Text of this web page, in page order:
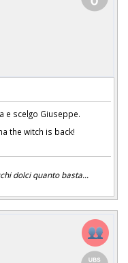
e scelgo Giuseppe.
the witch is back!
dolci quanto basta...